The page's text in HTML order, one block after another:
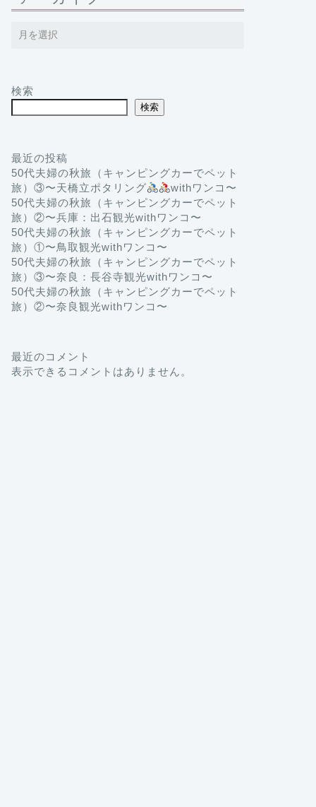
検索
検索
最近の投稿
50代夫婦の秋旅（キャンピングカーでペット
旅）③〜天橋立ポタリング
withワンコ〜
50代夫婦の秋旅（キャンピングカーでペット
旅）②〜兵庫：出石観光withワンコ〜
50代夫婦の秋旅（キャンピングカーでペット
旅）①〜鳥取観光withワンコ〜
50代夫婦の秋旅（キャンピングカーでペット
旅）③〜奈良：長谷寺観光withワンコ〜
50代夫婦の秋旅（キャンピングカーでペット
旅）②〜奈良観光withワンコ〜
最近のコメント
表示できるコメントはありません。